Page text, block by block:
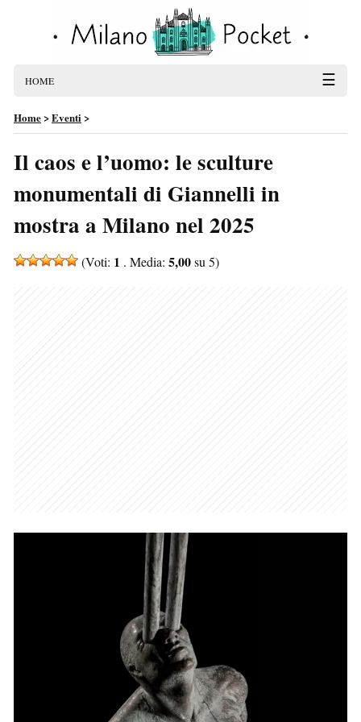
HOME ☰
Home>Eventi>
Il caos e l’uomo: le sculture
monumentali di Giannelli in
mostra a Milano nel 2025
(Voti: 1 . Media: 5,00su 5)